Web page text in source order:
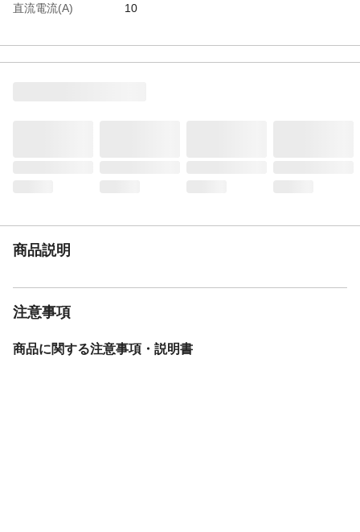
直流電流(A)
10
電源
単3乾電池(R6P)×2本(付属)
商品説明
注意事項
商品に関する注意事項・説明書